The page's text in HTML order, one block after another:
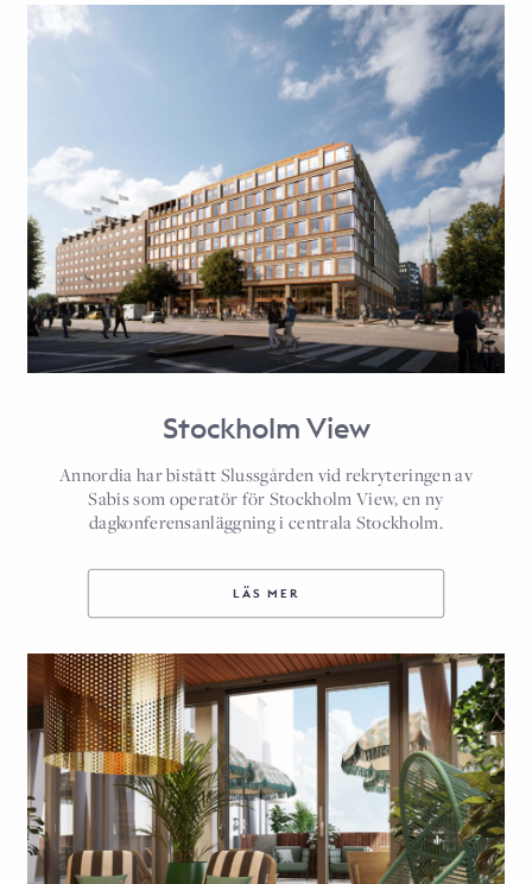
Stockholm View
Annordia har bistått Slussgården vid rekryteringen av
Sabis som operatör för Stockholm View, en ny
dagkonferensanläggning i centrala Stockholm.
LÄS MER